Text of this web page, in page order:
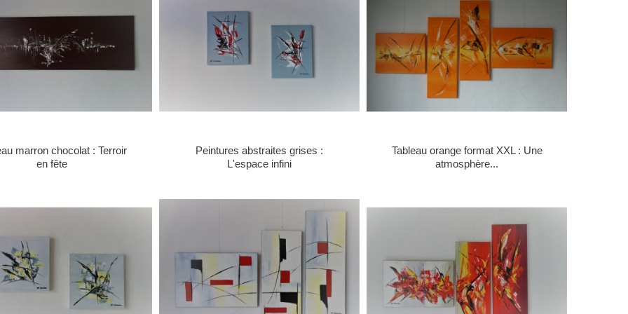
marron chocolat : Terroir
en fête
Peintures abstraites grises :
L'espace infini
Tableau orange format XXL : Une
atmosphère...